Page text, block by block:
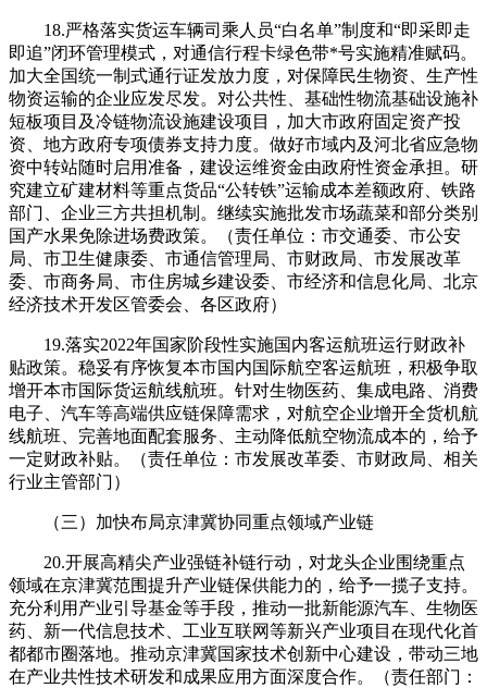
18.严格落实货运车辆司乘人员“白名单”制度和“即采即走
即追”闭环管理模式，对通信行程卡绿色带*号实施精准赋码。
加大全国统一制式通行证发放力度，对保障民生物资、生产性
物资运输的企业应发尽发。对公共性、基础性物流基础设施补
短板项目及冷链物流设施建设项目，加大市政府固定资产投
资、地方政府专项债券支持力度。做好市域内及河北省应急物
资中转站随时启用准备，建设运维资金由政府性资金承担。研
究建立矿建材料等重点货品“公转铁”运输成本差额政府、铁路
部门、企业三方共担机制。继续实施批发市场蔬菜和部分类别
国产水果免除进场费政策。（责任单位：市交通委、市公安
局、市卫生健康委、市通信管理局、市财政局、市发展改革
委、市商务局、市住房城乡建设委、市经济和信息化局、北京
经济技术开发区管委会、各区政府）
19.落实2022年国家阶段性实施国内客运航班运行财政补
贴政策。稳妥有序恢复本市国内国际航空客运航班，积极争取
增开本市国际货运航线航班。针对生物医药、集成电路、消费
电子、汽车等高端供应链保障需求，对航空企业增开全货机航
线航班、完善地面配套服务、主动降低航空物流成本的，给予
一定财政补贴。（责任单位：市发展改革委、市财政局、相关
行业主管部门）
（三）加快布局京津冀协同重点领域产业链
20.开展高精尖产业强链补链行动，对龙头企业围绕重点
领域在京津冀范围提升产业链保供能力的，给予一揽子支持。
充分利用产业引导基金等手段，推动一批新能源汽车、生物医
药、新一代信息技术、工业互联网等新兴产业项目在现代化首
都都市圈落地。推动京津冀国家技术创新中心建设，带动三地
在产业共性技术研发和成果应用方面深度合作。（责任部门：